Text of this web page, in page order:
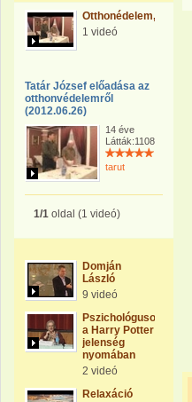
1 videó
Tatár József előadása az
otthonvédelemről
(2012.06.26)
14 éve
Látták:1108
tarut
1/1 oldal (1 videó)
Domján
László
9 videó
Pszichológusok
a Harry Potter
jelenség
nyomában
2 videó
Relaxáció